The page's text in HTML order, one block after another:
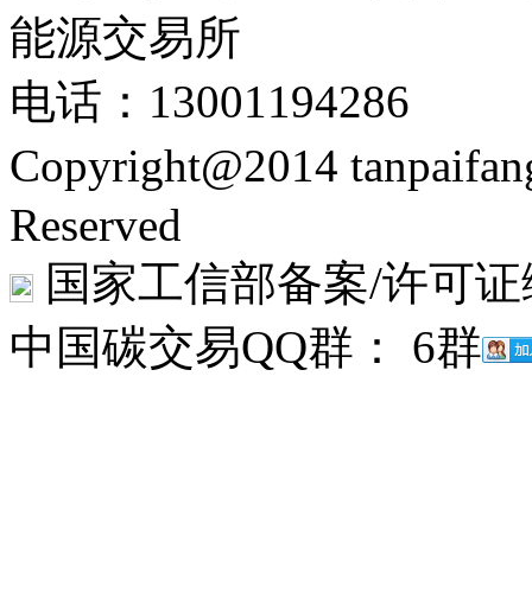
能源交易所
电话：13001194286
Copyright@2014
Reserved
国家工信部备案/许可
中国碳交易QQ群： 6群